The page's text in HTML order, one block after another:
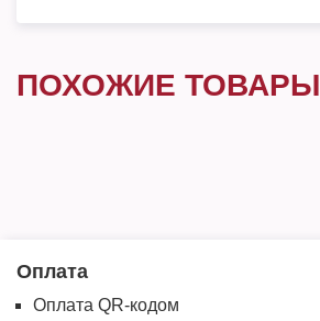
ПОХОЖИЕ ТОВАРЫ
Оплата
Оплата QR-кодом